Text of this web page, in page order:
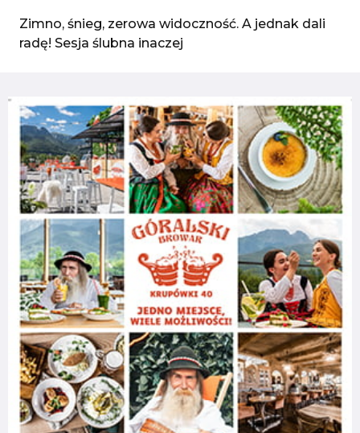
Zimno, śnieg, zerowa widoczność. A jednak dali
radę! Sesja ślubna inaczej